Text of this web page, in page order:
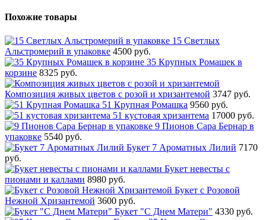
Похожие товары
15 Светлых
Альстромерий в упаковке 4500 руб.
35 Крупных Ромашек в
корзине 8325 руб.
Композиция живых цветов с розой и хризантемой 3747 руб.
51 Крупная Ромашка 9560 руб.
51 кустовая хризантема 17000 руб.
9 Пионов Сара Бернар в
упаковке 5540 руб.
Букет 7 Ароматных Лилий 7170
руб.
Букет невесты с
пионами и каллами 8980 руб.
Букет с Розовой
Нежной Хризантемой 3600 руб.
Букет "С Днем Матери" 4330 руб.